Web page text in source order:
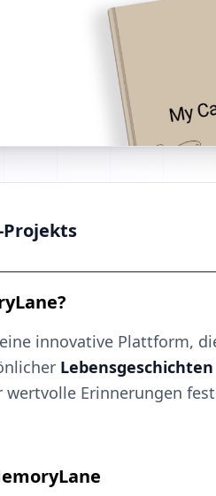
Projekts
innovative Plattform,
Lebensgeschichten
wertvolle Erinnerungen